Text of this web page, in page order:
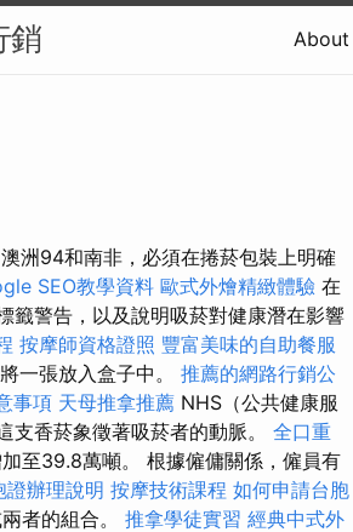
銷 About
洲94和南非，必須在捲菸包裝上明確
SEO教學資料 歐式外燴精緻體驗 在
籤警告，以及說明吸菸對健康潛在影響
按摩師資格證照 豐富美味的自助餐服
一張放入盒子中。 推薦的網路行銷公
事項 天母推拿推薦 NHS（公共健康服
香菸象徵著吸菸者的動脈。 全口重
至39.8萬噸。 根據僱傭關係，僱員有
證辦理說明 按摩技術課程 如何申請台胞
者的組合。 推拿學徒實習 經典中式外